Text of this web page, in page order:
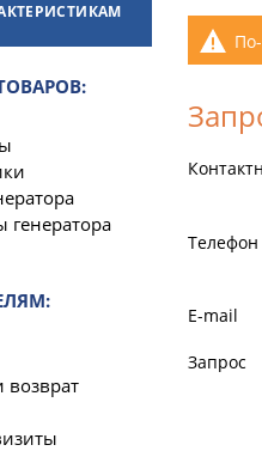
генератора
возврат
Телефон
E-mail
Запрос